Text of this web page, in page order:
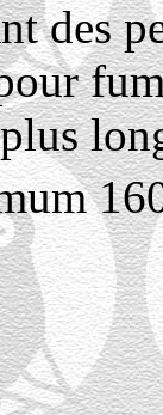
des